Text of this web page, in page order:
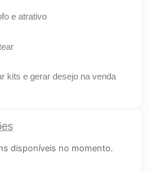
disponíveis no momento.
e atrativo
kits e gerar desejo na venda